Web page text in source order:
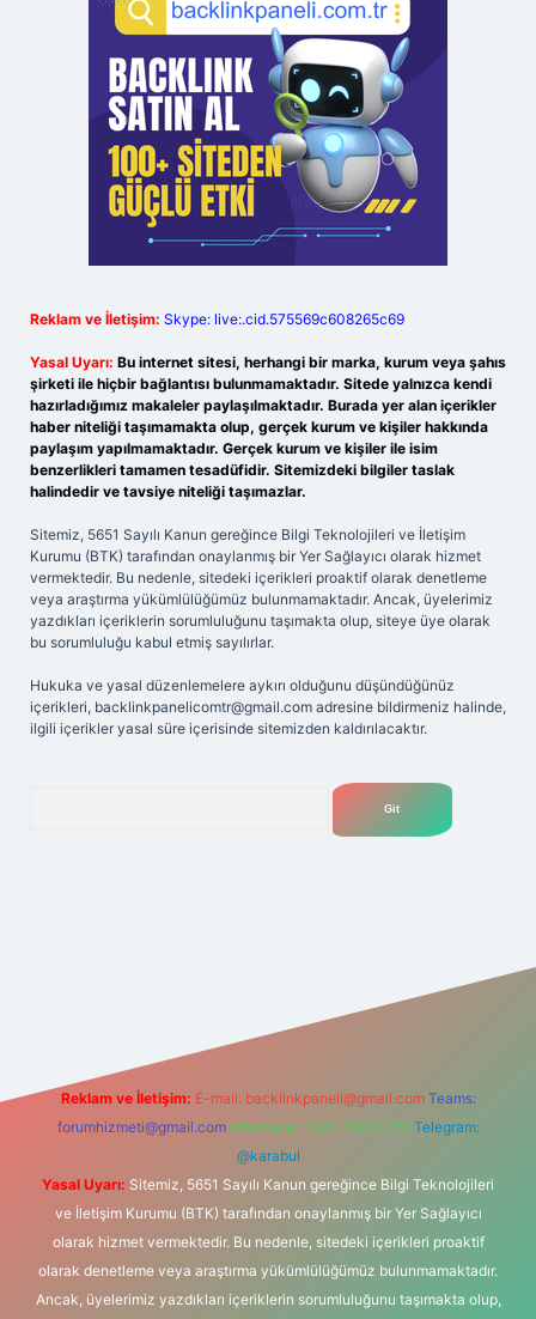
Reklam ve İletişim: Skype: live:.cid.575569c608265c69
Yasal Uyarı: Bu internet sitesi, herhangi bir marka, kurum veya şahıs
şirketi ile hiçbir bağlantısı bulunmamaktadır. Sitede yalnızca kendi
hazırladığımız makaleler paylaşılmaktadır. Burada yer alan içerikler
haber niteliği taşımamakta olup, gerçek kurum ve kişiler hakkında
paylaşım yapılmamaktadır. Gerçek kurum ve kişiler ile isim
benzerlikleri tamamen tesadüfidir. Sitemizdeki bilgiler taslak
halindedir ve tavsiye niteliği taşımazlar.
Sitemiz, 5651 Sayılı Kanun gereğince Bilgi Teknolojileri ve İletişim
Kurumu (BTK) tarafından onaylanmış bir Yer Sağlayıcı olarak hizmet
vermektedir. Bu nedenle, sitedeki içerikleri proaktif olarak denetleme
veya araştırma yükümlülüğümüz bulunmamaktadır. Ancak, üyelerimiz
yazdıkları içeriklerin sorumluluğunu taşımakta olup, siteye üye olarak
bu sorumluluğu kabul etmiş sayılırlar.
Hukuka ve yasal düzenlemelere aykırı olduğunu düşündüğünüz
içerikleri, backlinkpanelicomtr@gmail.com adresine bildirmeniz halinde,
ilgili içerikler yasal süre içerisinde sitemizden kaldırılacaktır.
Reklam ve İletişim: E-mail: backlinkpaneli@gmail.com Teams:
forumhizmeti@gmail.com Whatsapp: 0262 606 0 726 Telegram:
@karabul
Yasal Uyarı: Sitemiz, 5651 Sayılı Kanun gereğince Bilgi Teknolojileri
ve İletişim Kurumu (BTK) tarafından onaylanmış bir Yer Sağlayıcı
olarak hizmet vermektedir. Bu nedenle, sitedeki içerikleri proaktif
olarak denetleme veya araştırma yükümlülüğümüz bulunmamaktadır.
Ancak, üyelerimiz yazdıkları içeriklerin sorumluluğunu taşımakta olup,